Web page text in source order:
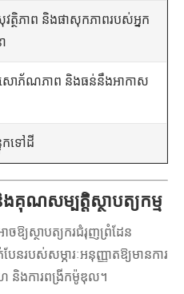
វត្ថិភាព និងផាសុកភាពរបស់អ្នក
សោភ័ណភាព និងធន់នឹងអាកាស
ទុកទៅដី
ងគុណសម្បត្តិស្ថាបត្យកម្ម
ចឱ្យស្ថាបត្យករជំរុញព្រំដែន
នរបស់សម្ភារៈអនុញ្ញាតឱ្យមានការ
និងការពង្រីកម៉ូឌុល។